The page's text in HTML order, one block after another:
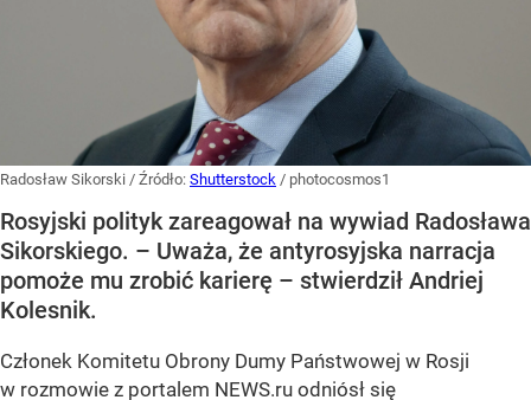
Radosław Sikorski / Źródło: Shutterstock / photocosmos1
Rosyjski polityk zareagował na wywiad Radosława
Sikorskiego. – Uważa, że antyrosyjska narracja
pomoże mu zrobić karierę – stwierdził Andriej
Kolesnik.
Członek Komitetu Obrony Dumy Państwowej w Rosji
w rozmowie z portalem NEWS.ru odniósł się